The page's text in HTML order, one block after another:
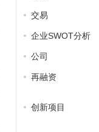
交易
企业SWOT分析
公司
再融资
创新项目